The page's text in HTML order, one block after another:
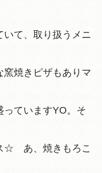
て、取り扱うメニ
焼きピザもありマ
っていますYO。そ
☆ あ、焼きもろこ